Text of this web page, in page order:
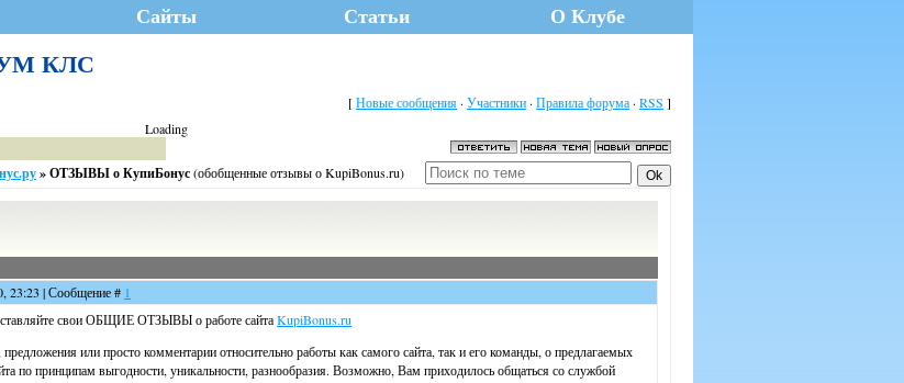
Сайты Статьи О Клубе
КЛС
[Новые сообщения · Участники · Правила форума · RSS ]
Loading
»ОТЗЫВЫ о КупиБонус(обобщенные отзывы о KupiBonus.ru)
23:23 | Сообщение # 1
свои ОБЩИЕ ОТЗЫВЫ о работе сайтаKupiBonus.ru
или просто комментарии относительно работы как самого сайта, так и его команды, о предлагаемых
по принципам выгодности, уникальности, разнообразия. Возможно, Вам приходилось общаться со службой